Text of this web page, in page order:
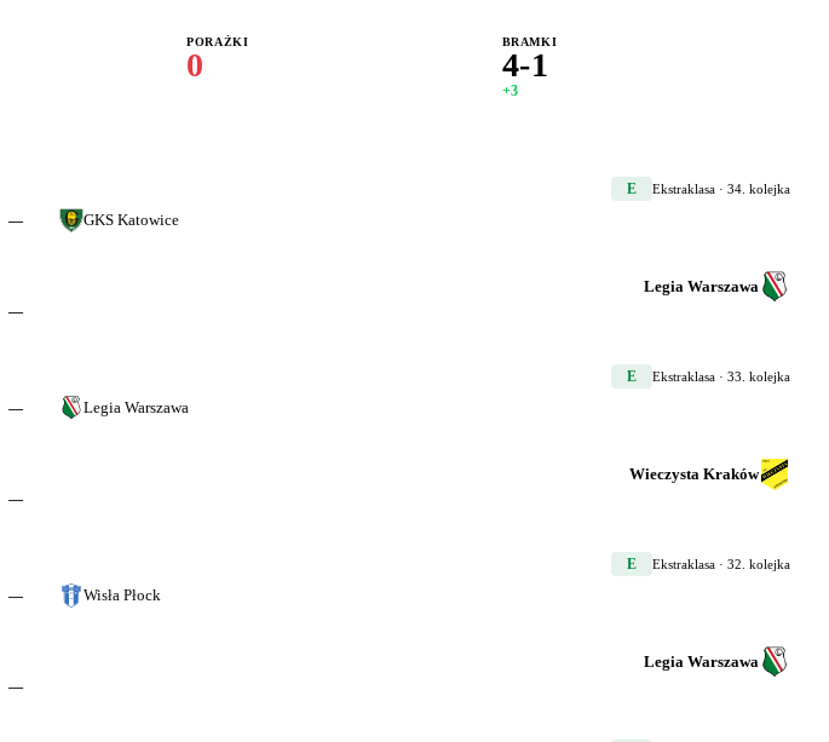
PORAŻKI
0
BRAMKI
4-1
+3
E Ekstraklasa · 34. kolejka
— GKS Katowice
Legia Warszawa
—
E Ekstraklasa · 33. kolejka
— Legia Warszawa
Wieczysta Kraków
—
E Ekstraklasa · 32. kolejka
— Wisła Płock
Legia Warszawa
—